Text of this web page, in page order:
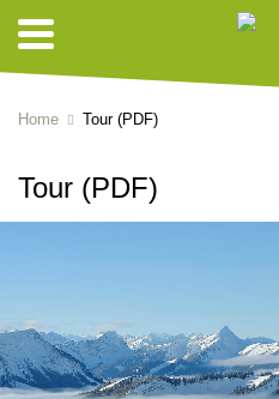
Home Tour (PDF)
Tour (PDF)